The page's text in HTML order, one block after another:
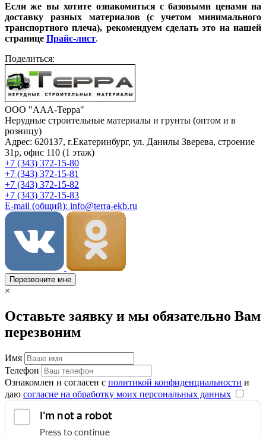
Если же вы хотите ознакомиться с базовыми ценами на
доставку разных материалов (с учетом минимального
транспортного плеча), рекомендуем сделать это на нашей
странице Прайс-лист.
Поделиться:
ООО "ААА-Терра"
Нерудные строительные материалы и грунты (оптом и в
розницу)
Адрес: 620137, г.Екатеринбург, ул. Данилы Зверева, строение
31р, офис 110 (1 этаж)
+7 (343) 372-15-80
+7 (343) 372-15-81
+7 (343) 372-15-82
+7 (343) 372-15-83
E-mail (общий): info@terra-ekb.ru
Перезвоните мне
×
Оставьте заявку и мы обязательно Вам
перезвоним
Имя
Телефон
Ознакомлен и согласен с политикой конфиденциальности и
даю согласие на обработку моих персональных данных